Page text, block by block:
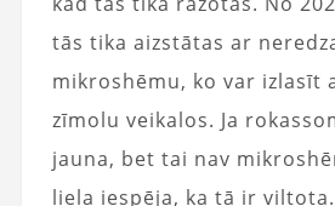
tās tika aizstātas ar
mikroshēmu, ko var izlasīt
zīmolu veikalos. Ja
jauna, bet tai nav
liela iespēja, ka tā ir viltota.